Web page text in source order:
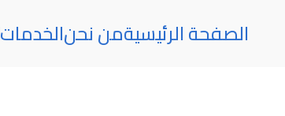
الصفحة الرئيسيةمن نحنالخدمات